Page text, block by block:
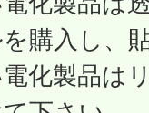
購入し、
化製品は